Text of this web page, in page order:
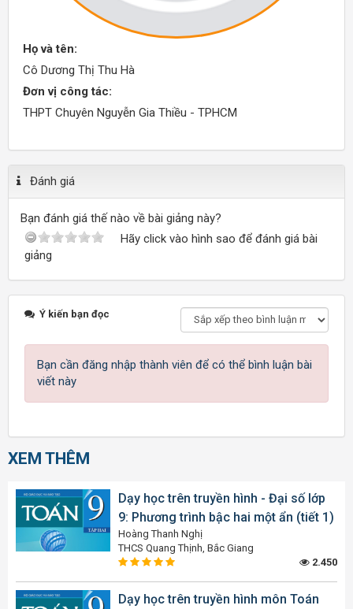
Họ và tên:
Cô Dương Thị Thu Hà
Đơn vị công tác:
THPT Chuyên Nguyễn Gia Thiều - TPHCM
Đánh giá
Bạn đánh giá thế nào về bài giảng này?
Hãy click vào hình sao để đánh giá bài
giảng
Ý kiến bạn đọc
Bạn cần đăng nhập thành viên để có thể bình luận bài
viết này
XEM THÊM
Dạy học trên truyền hình - Đại số lớp
9: Phương trình bậc hai một ẩn (tiết 1)
Hoàng Thanh Nghị
THCS Quang Thịnh, Bắc Giang
2.450
Dạy học trên truyền hình môn Toán